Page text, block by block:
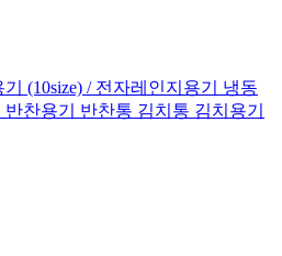
(10size) / 전자레인지용기 냉동
찬용기 반찬통 김치통 김치용기